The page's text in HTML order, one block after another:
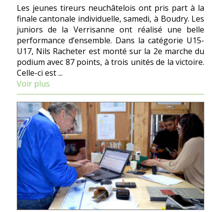
Les jeunes tireurs neuchâtelois ont pris part à la
finale cantonale individuelle, samedi, à Boudry. Les
juniors de la Verrisanne ont réalisé une belle
performance dʼensemble. Dans la catégorie U15-
U17, Nils Racheter est monté sur la 2e marche du
podium avec 87 points, à trois unités de la victoire.
Celle-ci est ...
Voir plus